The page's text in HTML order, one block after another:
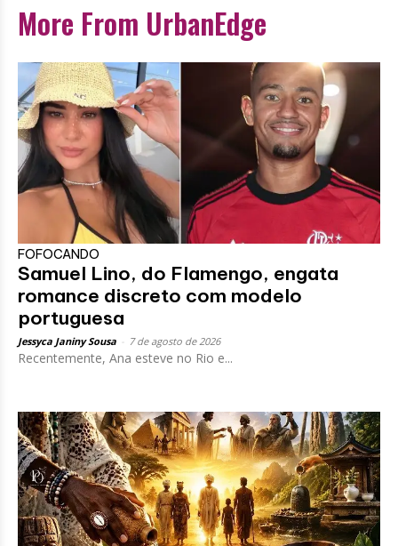
More From UrbanEdge
FOFOCANDO
Samuel Lino, do Flamengo, engata
romance discreto com modelo
portuguesa
Jessyca Janiny Sousa 7 de agosto de 2026
Recentemente, Ana esteve no Rio e...